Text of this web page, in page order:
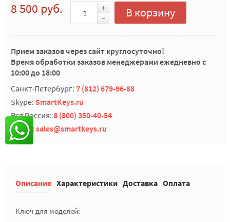
8 500 руб. В корзину
Прием заказов через сайт круглосуточно!
Время обработки заказов менеджерами ежедневно с
10:00 до 18:00
Санкт-Петербург: 7 (812) 679-96-88
Skype: SmartKeys.ru
Вся Россия: 8 (800) 350-40-54
E-mail: sales@smartkeys.ru
Описание Характеристики Доставка Оплата
Ключ для моделей: